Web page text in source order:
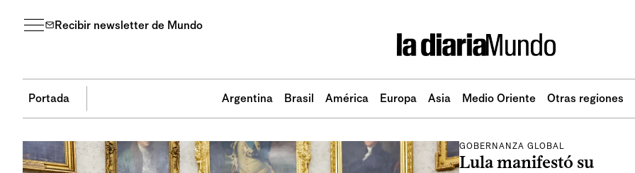
Recibir newsletter de Mundo
Portada Argentina Brasil América Europa Asia Medio Oriente Otras regiones
GOBERNANZA GLOBAL
Lula manifestó su